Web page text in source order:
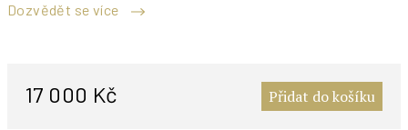
Dozvědět se více
17 000 Kč Přidat do košíku